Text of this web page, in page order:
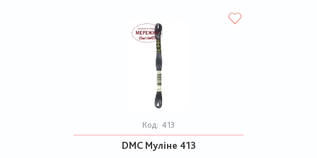
Код: 413
DMC Муліне 413